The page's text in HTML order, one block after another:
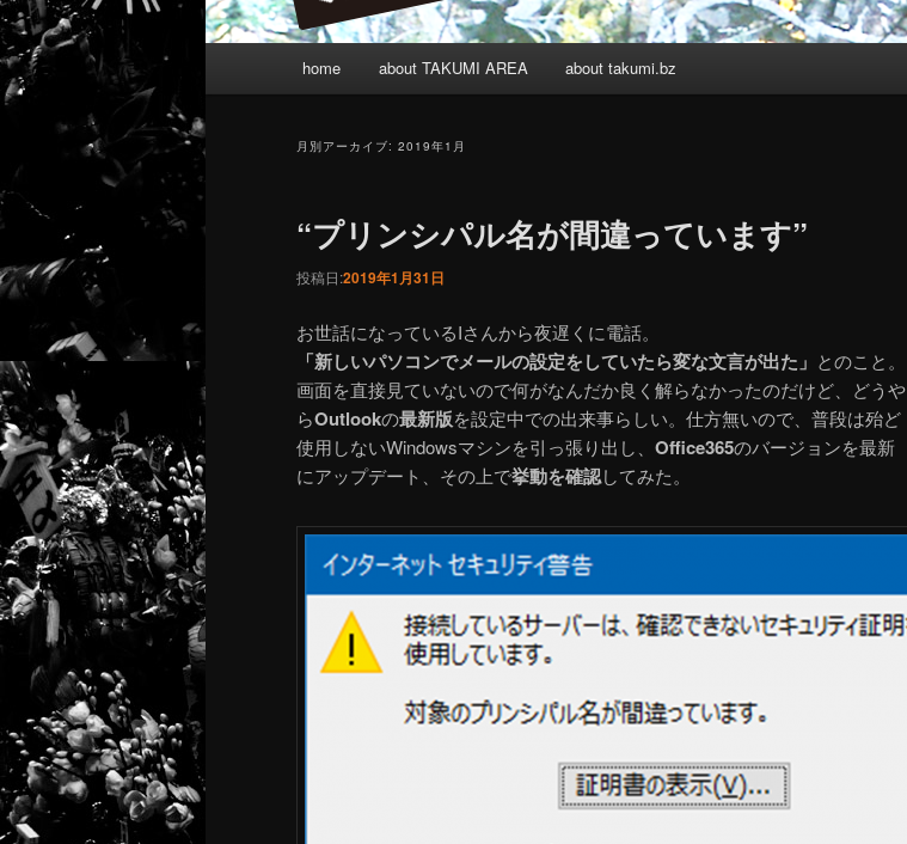
メインコンテンツへ移動
サブコンテンツへ移動
home about TAKUMI AREA about takumi.bz
月別アーカイブ: 2019年1月
“プリンシパル名が間違っています”
投稿日:2019年1月31日
お世話になっているIさんから夜遅くに電話。
「新しいパソコンでメールの設定をしていたら変な文言が出た」 とのこと。
画面を直接見ていないので何がなんだか良く解らなかったのだけど、どうや
らOutlookの最新版を設定中での出来事らしい。仕方無いので、普段は殆ど
使用しないWindowsマシンを引っ張り出し、 Office365のバージョンを最新
にアップデート、その上で挙動を確認してみた。